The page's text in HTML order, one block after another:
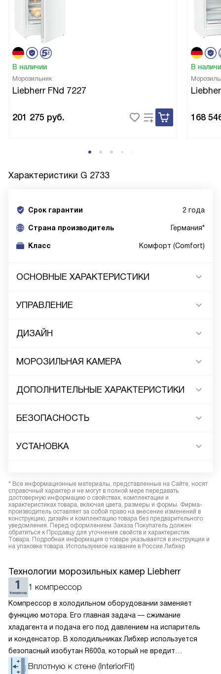
В наличии
Морозильник
Liebherr FNd 7227
201 275 руб.
В
168
Характеристики G 2733
Срок гарантии 2 года
Cтрана производитель Германия*
Класс Комфорт (Comfort)
ОСНОВНЫЕ ХАРАКТЕРИСТИКИ
УПРАВЛЕНИЕ
ДИЗАЙН
МОРОЗИЛЬНАЯ КАМЕРА
ДОПОЛНИТЕЛЬНЫЕ ХАРАКТЕРИСТИКИ
БЕЗОПАСНОСТЬ
УСТАНОВКА
* Все информационные материалы, представленные на Сайте, носят
справочный характер и не могут в полной мере передавать
достоверную информацию о свойствах, комплектации и
характеристиках товара, включая цвета, размеры и формы. Фирма-
производитель оставляет за собой право на внесение изменений в
конструкцию, дизайн и комплектацию товара без предварительного
уведомления. Перед оформлением Заказа Покупатель должен
обратиться к Продавцу для уточнения свойств и характеристик
Товара. Подробная информация о товаре указывается в инструкции и
на упаковке товара. Используемое название в России Либхер
Технологии морозильных камер Liebherr
1 компрессор
Компрессор в холодильном оборудовании заменяет
функцию мотора. Его главная задача — сжимание
хладагента и подача его под давлением на испаритель
и конденсатор. В холодильниках Либхер используется
безопасный изобутан R600a, который не вредит
окружающей среде. Компрессор перегоняет его
Вплотную к стене (InteriorFit)